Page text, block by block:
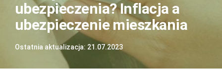
ubezpieczenia? Inflacja a
ubezpieczenie mieszkania
Ostatnia aktualizacja: 21.07.2023